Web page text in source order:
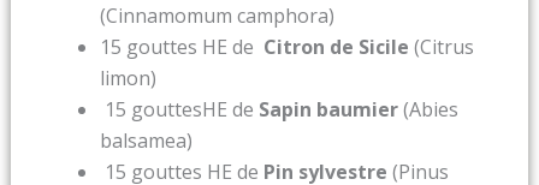
(Cinnamomum camphora)
15 gouttes HE de Citron de Sicile (Citrus
limon)
15 gouttesHE de Sapin baumier(Abies
balsamea)
15 gouttes HE de Pin sylvestre (Pinus